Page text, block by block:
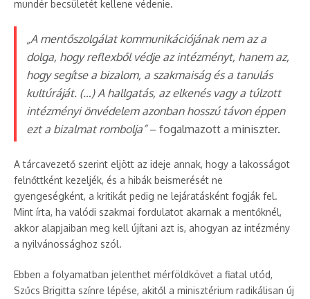
mundér becsületét kellene védenie.
„A mentőszolgálat kommunikációjának nem az a
dolga, hogy reflexből védje az intézményt, hanem az,
hogy segítse a bizalom, a szakmaiság és a tanulás
kultúráját. (…) A hallgatás, az elkenés vagy a túlzott
intézményi önvédelem azonban hosszú távon éppen
ezt a bizalmat rombolja”– fogalmazott a miniszter.
A tárcavezető szerint eljött az ideje annak, hogy a lakosságot
felnőttként kezeljék, és a hibák beismerését ne
gyengeségként, a kritikát pedig ne lejáratásként fogják fel.
Mint írta, ha valódi szakmai fordulatot akarnak a mentőknél,
akkor alapjaiban meg kell újítani azt is, ahogyan az intézmény
a nyilvánossághoz szól.
Ebben a folyamatban jelenthet mérföldkövet a fiatal utód,
Szűcs Brigitta színre lépése, akitől a minisztérium radikálisan új